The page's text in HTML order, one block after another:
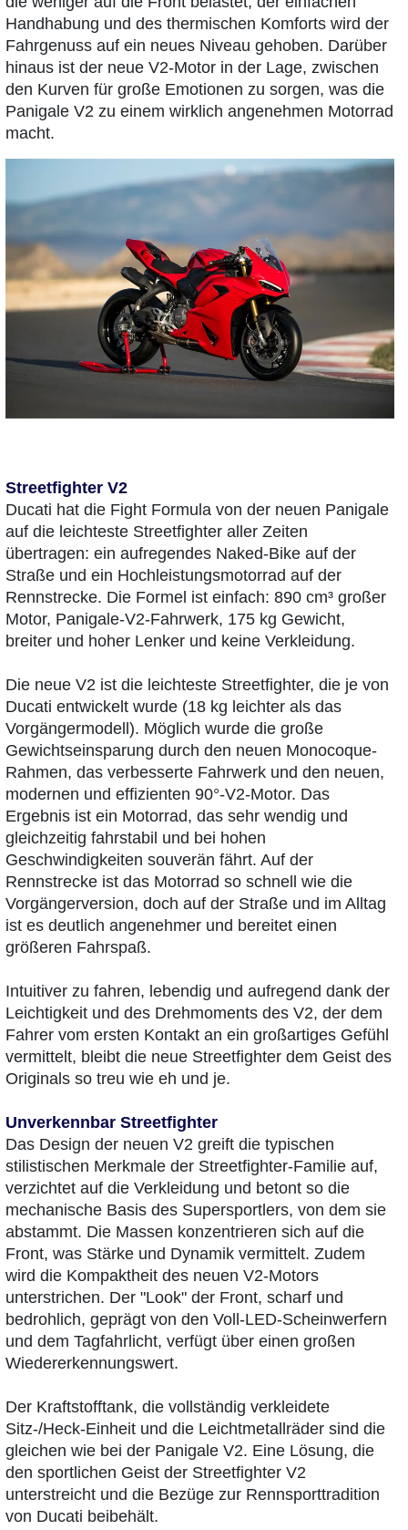
Handhabung und des thermischen Komforts wird der
Fahrgenuss auf ein neues Niveau gehoben. Darüber
hinaus ist der neue V2-Motor in der Lage, zwischen
den Kurven für große Emotionen zu sorgen, was die
Panigale V2 zu einem wirklich angenehmen Motorrad
macht.
Streetfighter V2
Ducati hat die Fight Formula von der neuen Panigale
auf die leichteste Streetfighter aller Zeiten
übertragen: ein aufregendes Naked-Bike auf der
Straße und ein Hochleistungsmotorrad auf der
Rennstrecke. Die Formel ist einfach: 890 cm³ großer
Motor, Panigale-V2-Fahrwerk, 175 kg Gewicht,
breiter und hoher Lenker und keine Verkleidung.
Die neue V2 ist die leichteste Streetfighter, die je von
Ducati entwickelt wurde (18 kg leichter als das
Vorgängermodell). Möglich wurde die große
Gewichtseinsparung durch den neuen Monocoque-
Rahmen, das verbesserte Fahrwerk und den neuen,
modernen und effizienten 90°-V2-Motor. Das
Ergebnis ist ein Motorrad, das sehr wendig und
gleichzeitig fahrstabil und bei hohen
Geschwindigkeiten souverän fährt. Auf der
Rennstrecke ist das Motorrad so schnell wie die
Vorgängerversion, doch auf der Straße und im Alltag
ist es deutlich angenehmer und bereitet einen
größeren Fahrspaß.
Intuitiver zu fahren, lebendig und aufregend dank der
Leichtigkeit und des Drehmoments des V2, der dem
Fahrer vom ersten Kontakt an ein großartiges Gefühl
vermittelt, bleibt die neue Streetfighter dem Geist des
Originals so treu wie eh und je.
Unverkennbar Streetfighter
Das Design der neuen V2 greift die typischen
stilistischen Merkmale der Streetfighter-Familie auf,
verzichtet auf die Verkleidung und betont so die
mechanische Basis des Supersportlers, von dem sie
abstammt. Die Massen konzentrieren sich auf die
Front, was Stärke und Dynamik vermittelt. Zudem
wird die Kompaktheit des neuen V2-Motors
unterstrichen. Der "Look" der Front, scharf und
bedrohlich, geprägt von den Voll-LED-Scheinwerfern
und dem Tagfahrlicht, verfügt über einen großen
Wiedererkennungswert.
Der Kraftstofftank, die vollständig verkleidete
Sitz-/Heck-Einheit und die Leichtmetallräder sind die
gleichen wie bei der Panigale V2. Eine Lösung, die
den sportlichen Geist der Streetfighter V2
unterstreicht und die Bezüge zur Rennsporttradition
von Ducati beibehält.